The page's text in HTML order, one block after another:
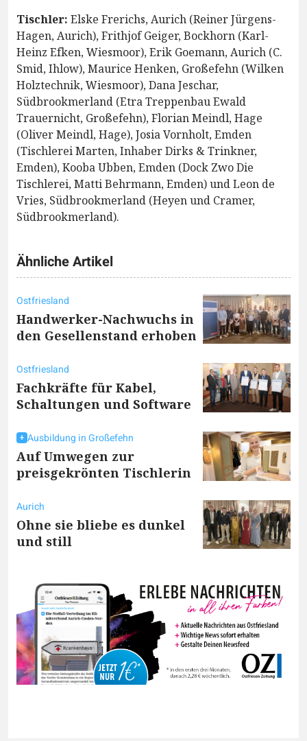
Tischler: Elske Frerichs, Aurich (Reiner Jürgens-
Hagen, Aurich), Frithjof Geiger, Bockhorn (Karl-
Heinz Efken, Wiesmoor), Erik Goemann, Aurich (C.
Smid, Ihlow), Maurice Henken, Großefehn (Wilken
Holztechnik, Wiesmoor), Dana Jeschar,
Südbrookmerland (Etra Treppenbau Ewald
Trauernicht, Großefehn), Florian Meindl, Hage
(Oliver Meindl, Hage), Josia Vornholt, Emden
(Tischlerei Marten, Inhaber Dirks & Trinkner,
Emden), Kooba Ubben, Emden (Dock Zwo Die
Tischlerei, Matti Behrmann, Emden) und Leon de
Vries, Südbrookmerland (Heyen und Cramer,
Südbrookmerland).
Ähnliche Artikel
Ostfriesland
Handwerker-Nachwuchs in
den Gesellenstand erhoben
Ostfriesland
Fachkräfte für Kabel,
Schaltungen und Software
Ausbildung in Großefehn
Auf Umwegen zur
preisgekrönten Tischlerin
Aurich
Ohne sie bliebe es dunkel
und still